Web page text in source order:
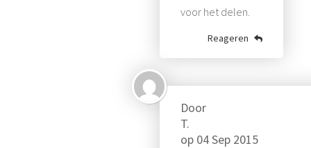
voor het delen.
Reageren
Door
T.
op 04 Sep 2015